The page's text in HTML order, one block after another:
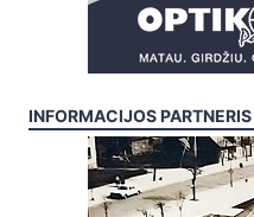
INFORMACIJOS PARTNERIS